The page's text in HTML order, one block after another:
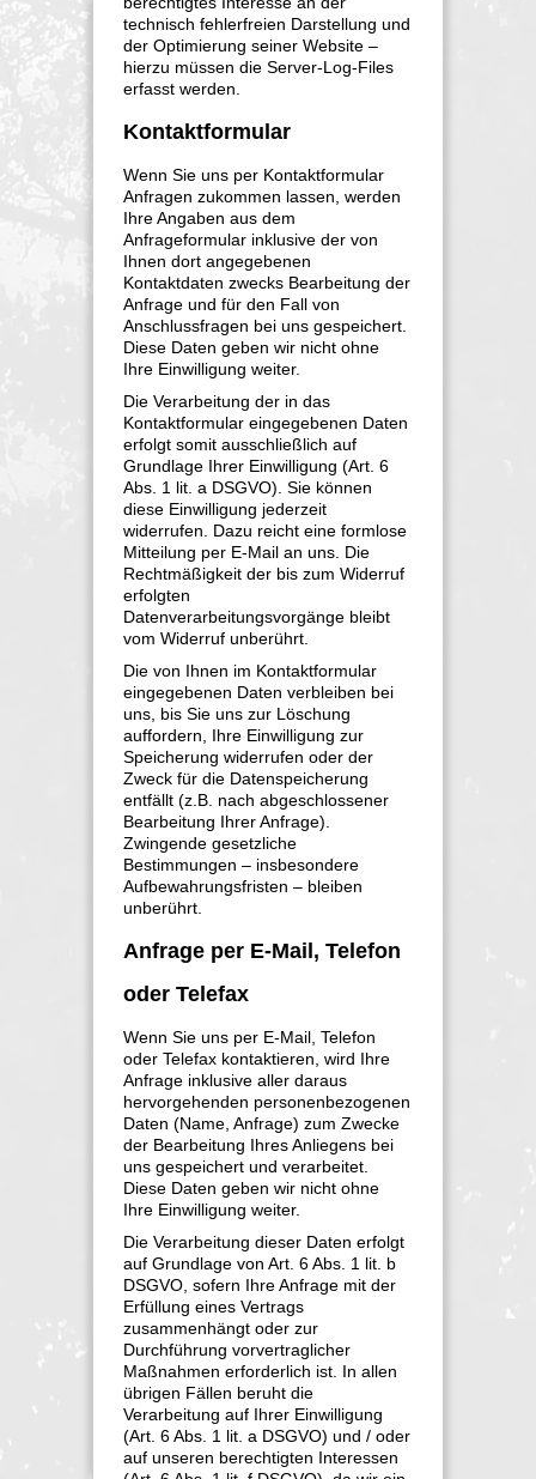
technisch fehlerfreien Darstellung und
der Optimierung seiner Website –
hierzu müssen die Server-Log-Files
erfasst werden.
Kontaktformular
Wenn Sie uns per Kontaktformular
Anfragen zukommen lassen, werden
Ihre Angaben aus dem
Anfrageformular inklusive der von
Ihnen dort angegebenen
Kontaktdaten zwecks Bearbeitung der
Anfrage und für den Fall von
Anschlussfragen bei uns gespeichert.
Diese Daten geben wir nicht ohne
Ihre Einwilligung weiter.
Die Verarbeitung der in das
Kontaktformular eingegebenen Daten
erfolgt somit ausschließlich auf
Grundlage Ihrer Einwilligung (Art. 6
Abs. 1 lit. a DSGVO). Sie können
diese Einwilligung jederzeit
widerrufen. Dazu reicht eine formlose
Mitteilung per E-Mail an uns. Die
Rechtmäßigkeit der bis zum Widerruf
erfolgten
Datenverarbeitungsvorgänge bleibt
vom Widerruf unberührt.
Die von Ihnen im Kontaktformular
eingegebenen Daten verbleiben bei
uns, bis Sie uns zur Löschung
auffordern, Ihre Einwilligung zur
Speicherung widerrufen oder der
Zweck für die Datenspeicherung
entfällt (z.B. nach abgeschlossener
Bearbeitung Ihrer Anfrage).
Zwingende gesetzliche
Bestimmungen – insbesondere
Aufbewahrungsfristen – bleiben
unberührt.
Anfrage per E-Mail, Telefon
oder Telefax
Wenn Sie uns per E-Mail, Telefon
oder Telefax kontaktieren, wird Ihre
Anfrage inklusive aller daraus
hervorgehenden personenbezogenen
Daten (Name, Anfrage) zum Zwecke
der Bearbeitung Ihres Anliegens bei
uns gespeichert und verarbeitet.
Diese Daten geben wir nicht ohne
Ihre Einwilligung weiter.
Die Verarbeitung dieser Daten erfolgt
auf Grundlage von Art. 6 Abs. 1 lit. b
DSGVO, sofern Ihre Anfrage mit der
Erfüllung eines Vertrags
zusammenhängt oder zur
Durchführung vorvertraglicher
Maßnahmen erforderlich ist. In allen
übrigen Fällen beruht die
Verarbeitung auf Ihrer Einwilligung
(Art. 6 Abs. 1 lit. a DSGVO) und / oder
auf unseren berechtigten Interessen